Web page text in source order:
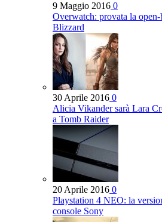
9 Maggio 2016 0
Overwatch: provata la
Blizzard
30 Aprile 2016 0
Alicia Vikander sarà Lara
a Tomb Raider
20 Aprile 2016 0
Playstation 4 NEO: la
console Sony